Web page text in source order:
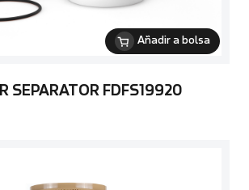
Añadir a bolsa
SEPARATOR FDFS19920